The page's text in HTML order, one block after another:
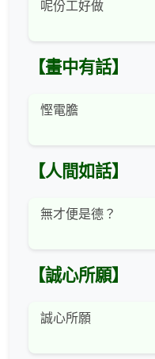
呢份工好做
【畫中有話】
慳電膽
【人間如話】
無才便是德？
【誠心所願】
誠心所願